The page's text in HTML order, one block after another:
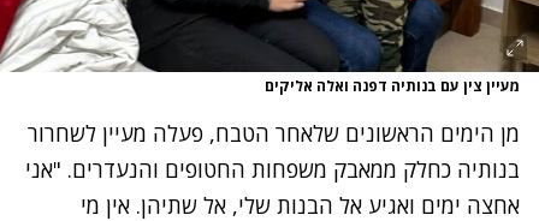
מעיין צין עם בנותיה דפנה ואלה אליקים
מן הימים הראשונים שלאחר הטבח, פעלה מעיין לשחרור
בנותיה כחלק ממאבק משפחות החטופים והנעדרים. "אני
אחצה ימים ואגיע אל הבנות שלי, אל שתיהן. אין מי